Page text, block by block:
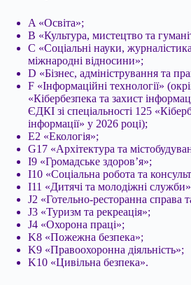
A «Освіта»;
B «Культура, мистецтво та
C «Соціальні науки,
міжнародні відносини»;
D «Бізнес, адміністрування та
F «Інформаційні технології»
«Кібербезпека та захист
ЄДКІ зі спеціальності 125
інформації» у 2026 році);
E2 «Екологія»;
G17 «Архітектура та
I9 «Громадське здоров’я»;
I10 «Соціальна робота та
I11 «Дитячі та молодіжні
J2 «Готельно-ресторанна справа
J3 «Туризм та рекреація»;
J4 «Охорона праці»;
K8 «Пожежна безпека»;
K9 «Правоохоронна діяльність»;
K10 «Цивільна безпека».